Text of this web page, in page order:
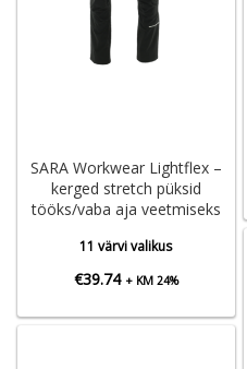
SARA Workwear Lightflex –
kerged stretch püksid
tööks/vaba aja veetmiseks
11 värvi valikus
€39.74 + KM 24%